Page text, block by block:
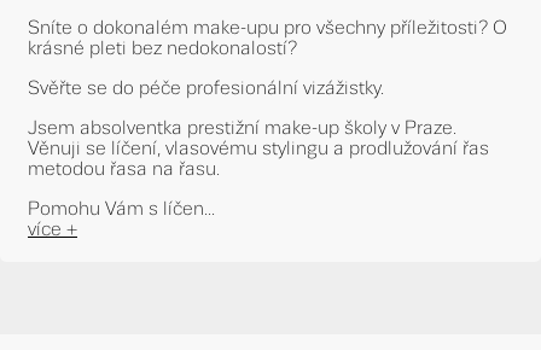
Sníte o dokonalém make-upu pro všechny příležitosti? O
krásné pleti bez nedokonalostí?
Svěřte se do péče profesionální vizážistky.
Jsem absolventka prestižní make-up školy v Praze.
Věnuji se líčení, vlasovému stylingu a prodlužování řas
metodou řasa na řasu.
Pomohu Vám s líčen...
více +